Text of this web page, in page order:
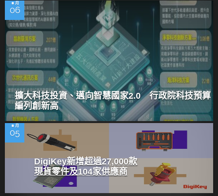
8 月
06
擴大科技投資、邁向智慧國家2.0 行政院科技預算
編列創新高
8 月
05
DigiKey新增超過27,000款
現貨零件及104家供應商